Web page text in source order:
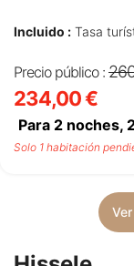
Incluido : Tasa
Precio público :
234,00 €
Para 2 noches,
Solo 1 habitación